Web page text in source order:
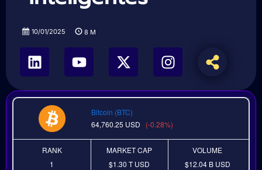
10/01/2025 8 M
Bitcoin (BTC)
64,760.25 USD (-0.28%)
RANK
1
MARKET CAP
$1.30 TUSD
VOLUME
$12.04 B USD